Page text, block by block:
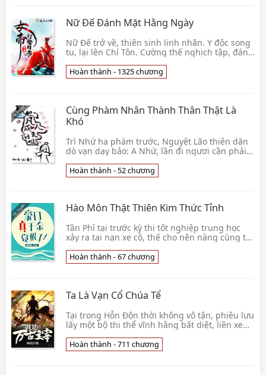
Nữ Đế Đánh Mặt Hằng Ngày
Nữ Đế trở về, thiên sinh linh nhãn. Y độc song
tu, lại lên Chí Tôn. Cường thế nghịch tập, đánh
Quân
Hoàn thành - 1325 chương
Cùng Phàm Nhân Thành Thân Thật Là
Khó
Trì Nhứ hạ phàm trước, Nguyệt Lão thiên dặn
dò vạn dạy bảo: A Nhứ, lần đi ngươi cần phải
khó, tâm
Hoàn thành - 52 chương
Hào Môn Thật Thiên Kim Thức Tỉnh
Tần Phỉ tại trước kỳ thi tốt nghiệp trung học
xảy ra tai nạn xe cộ, thế cho nên nàng cùng thi
q👦 Lâm Quả Đống
Hoàn thành - 67 chương
Ta Là Vạn Cổ Chúa Tể
Tại trong Hỗn Độn thời không vô tận, phiêu lưu
lấy một bộ thi thể vĩnh hằng bất diệt, liền xem
chuyể👦 Thần Kiến
Hoàn thành - 711 chương